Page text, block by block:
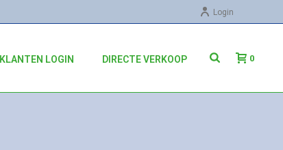
Login
KLANTEN LOGIN DIRECTE VERKOOP 0